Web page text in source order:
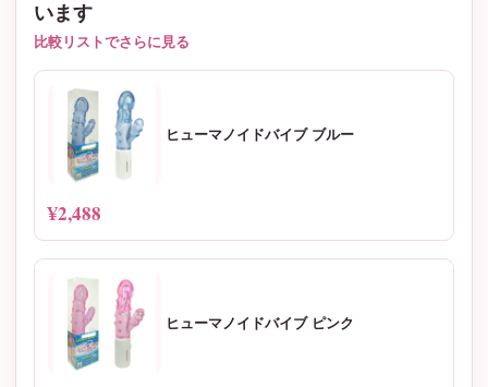
います
比較リストでさらに見る
ヒューマノイドバイブ ブルー
¥2,488
ヒューマノイドバイブ ピンク